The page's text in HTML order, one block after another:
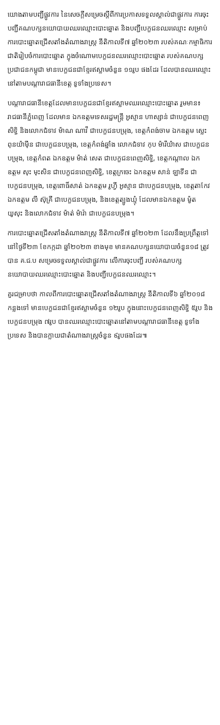
យោងតាមបញ្ជីផ្លូវការ នៃសេចក្តីសម្រេចស្តីពីការប្រកាសទទួលស្គាល់ជាផ្លូវការ ការចុះ
បញ្ជីគណបក្សនយោបាយឈរឈ្មោះបោះឆ្នោត និងបញ្ជីបេក្ខជនឈរឈ្មោះ សម្រាប់
ការបោះឆ្នោតជ្រើសតាំងតំណាងរាស្ត្រ នីតិកាលទី៧ ឆ្នាំ២០២៣ របស់គណៈកម្មាធិការ
ជាតិរៀបចំការបោះឆ្នោត ក្នុងចំណោមបេក្ខជនឈរឈ្មោះបោះឆ្នោត របស់គណបក្ស
ប្រជាជនកម្ពុជា មានបេក្ខជនជាខ្មែរឥស្លាមចំនួន ១១រូប ផងដែរ ដែលបានឈរឈ្មោះ
នៅតាមបណ្តារាជធានីខេត្ត ទូទាំងប្រទេស។
បណ្តារាជធានីខេត្តដែលមានបេក្ខជនជាខ្មែរឥស្លាមឈរឈ្មោះបោះឆ្នោត រួមមាន៖
រាជធានីភ្នំពេញ ដែលមាន ឯកឧត្តមទេសរដ្ឋមន្ត្រី អូស្មាន ហាស្សាន់ ជាបេក្ខជនពេញ
សិទ្ធិ និងលោកជំទាវ ម៉ាណ ណាវី ជាបេក្ខជនបម្រុង, ខេត្តកំពង់ចាម ឯកឧត្តម ស្លេះ
ពុនយ៉ាម៉ីន ជាបេក្ខជនបម្រុង, ខេត្តកំពង់ឆ្នាំង លោកជំទាវ កុប ម៉ារីយ៉ាស ជាបេក្ខជន
បម្រុង, ខេត្តកំពត ឯកឧត្តម ម៉ាត់ សេត ជាបេក្ខជនពេញសិទ្ធិ, ខេត្តកណ្តាល ឯក
ឧត្តម សុះ មុះសិន ជាបេក្ខជនពេញសិទ្ធិ, ខេត្តក្រចេះ ឯកឧត្តម សាន់ ឡាទីន ជា
បេក្ខជនបម្រុង, ខេត្តពោធិ៍សាត់ ឯកឧត្តម រូហ្វី អូស្មាន ជាបេក្ខជនបម្រុង, ខេត្តតាកែវ
ឯកឧត្តម លី ស៊ុគ្រី ជាបេក្ខជនបម្រុង, និងខេត្តត្បូងឃ្មុំ ដែលមានឯកឧត្តម ម៉ូត
យូសុះ និងលោកជំទាវ ម៉ាត់ ម៉ារ៉ា ជាបេក្ខជនបម្រុង។
ការបោះឆ្នោតជ្រើសតាំងតំណាងរាស្ត្រ នីតិកាលទី៧ ឆ្នាំ២០២៣ ដែលនឹងប្រព្រឹត្តទៅ
នៅថ្ងៃទី២៣ ខែកក្កដា ឆ្នាំ២០២៣ ខាងមុខ មានគណបក្សនយោបាយចំនួន១៨ ត្រូវ
បាន គ.ជ.ប សម្រេចទទួលស្គាល់ជាផ្លូវការ លើការចុះបញ្ជី របស់គណបក្ស
នយោបាយឈរឈ្មោះបោះឆ្នោត និងបញ្ជីបេក្ខជនឈរឈ្មោះ។
គួរជម្រាបថា កាលពីការបោះឆ្នោតជ្រើសតាំងតំណាងរាស្ត្រ នីតិកាលទី៦ ឆ្នាំ២០១៨
កន្លងទៅ មានបេក្ខជនជាខ្មែរឥស្លាមចំនួន ១២រូប ក្នុងនោះបេក្ខជនពេញសិទ្ធិ ៥រូប និង
បេក្ខជនបម្រុង ៧រូប បានឈរឈ្មោះបោះឆ្នោតនៅតាមបណ្តារាជធានីខេត្ត ទូទាំង
ប្រទេស និងបានក្លាយជាតំណាងរាស្ត្រចំនួន ៩រូបផងដែរ៕